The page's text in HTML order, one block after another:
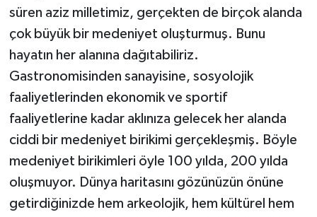
süren aziz milletimiz, gerçekten de birçok alanda
çok büyük bir medeniyet oluşturmuş. Bunu
hayatın her alanına dağıtabiliriz.
Gastronomisinden sanayisine, sosyolojik
faaliyetlerinden ekonomik ve sportif
faaliyetlerine kadar aklınıza gelecek her alanda
ciddi bir medeniyet birikimi gerçekleşmiş. Böyle
medeniyet birikimleri öyle 100 yılda, 200 yılda
oluşmuyor. Dünya haritasını gözünüzün önüne
getirdiğinizde hem arkeolojik, hem kültürel hem